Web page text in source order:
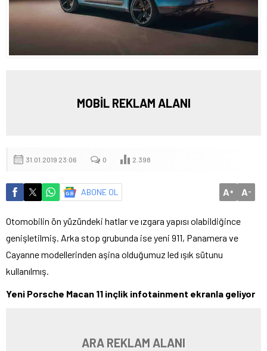
MOBİL REKLAM ALANI
31.01.2019 23:06 0 2.398
ABONE OL A+ A-
Otomobilin ön yüzündeki hatlar ve ızgara yapısı olabildiğince
genişletilmiş. Arka stop grubunda ise yeni 911, Panamera ve
Cayanne modellerinden aşina olduğumuz led ışık sütunu
kullanılmış.
Yeni Porsche Macan 11 inçlik infotainment ekranla geliyor
ARA REKLAM ALANI